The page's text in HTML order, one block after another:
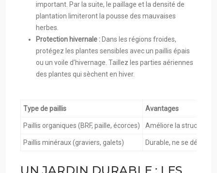
important. Par la suite, le paillage et la densité de
plantation limiteront la pousse des mauvaises
herbes.
Protection hivernale : Dans les régions froides,
protégez les plantes sensibles avec un paillis épais
ou un voile d’hivernage. Taillez les parties aériennes
des plantes qui sèchent en hiver.
Type de paillis Avantages
Paillis organiques (BRF, paille, écorces) Améliore la structure
Paillis minéraux (graviers, galets) Durable, ne se